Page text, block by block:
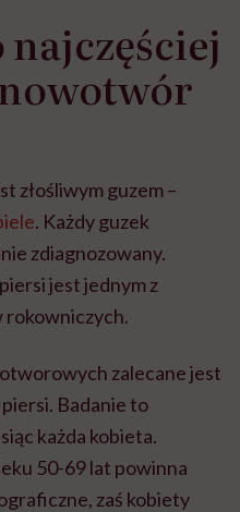
złośliwym guzem –
. Każdy guzek
zdiagnozowany.
jest jednym z
rokowniczych.
zalecane jest
Badanie to
każda kobieta.
50-69 lat powinna
zaś kobiety